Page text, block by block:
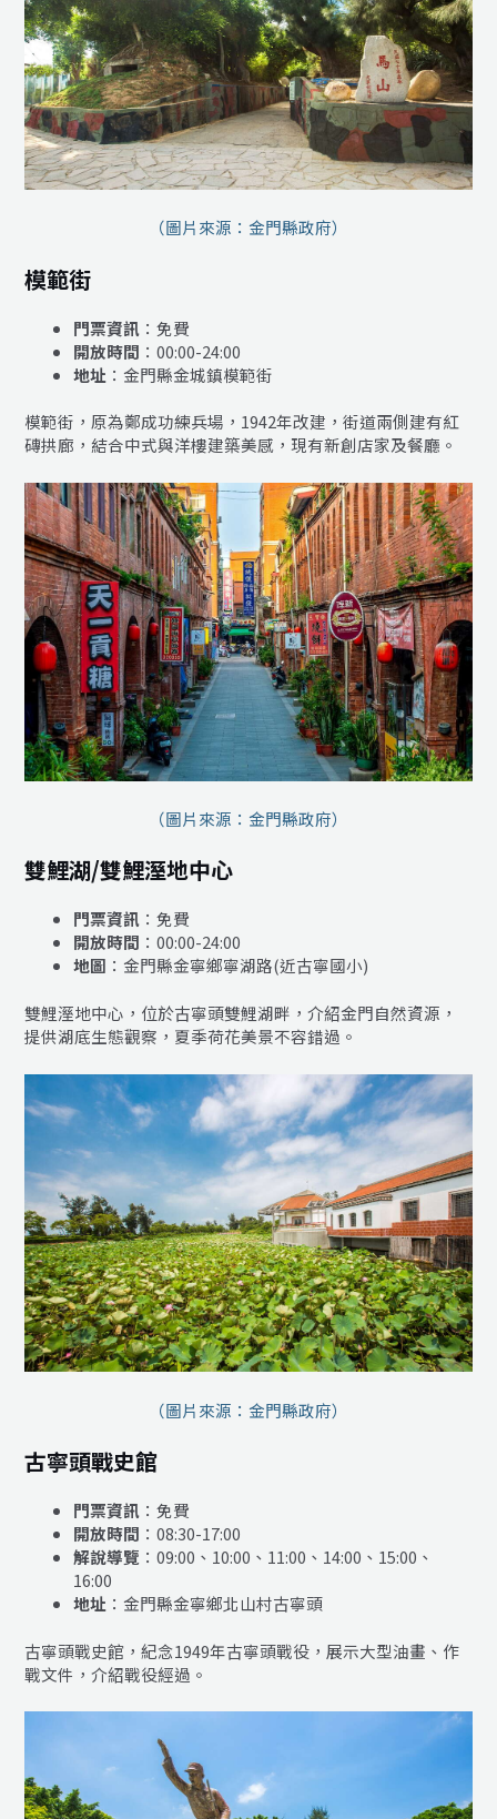
（圖片來源：金門縣政府）
模範街
門票資訊 ：免費
開放時間 ：00:00-24:00
地址 ：金門縣金城鎮模範街
模範街，原為鄭成功練兵場，1942年改建，街道兩側建有紅
磚拱廊，結合中式與洋樓建築美感，現有新創店家及餐廳。
（圖片來源：金門縣政府）
雙鯉湖/雙鯉溼地中心
門票資訊 ：免費
開放時間 ：00:00-24:00
地圖 ：金門縣金寧鄉寧湖路(近古寧國小)
雙鯉溼地中心，位於古寧頭雙鯉湖畔，介紹金門自然資源，
提供湖底生態觀察，夏季荷花美景不容錯過。
（圖片來源：金門縣政府）
古寧頭戰史館
門票資訊 ：免費
開放時間 ：08:30-17:00
解說導覽 ：09:00、10:00、11:00、14:00、15:00、
16:00
地址 ：金門縣金寧鄉北山村古寧頭
古寧頭戰史館，紀念1949年古寧頭戰役，展示大型油畫、作
戰文件，介紹戰役經過。